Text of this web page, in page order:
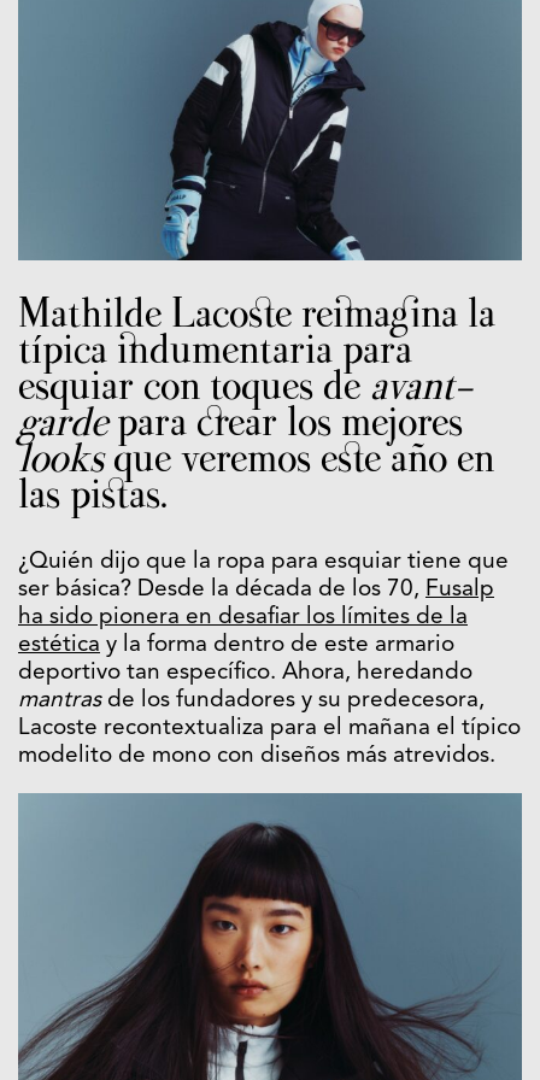
Mathilde Lacoste reimagina la
típica indumentaria para
esquiar con toques de avant-
gardepara crear los mejores
looksque veremos este año en
las pistas.
¿Quién dijo que la ropa para esquiar tiene que
ser básica? Desde la década de los 70, Fusalp
ha sido pionera en desafiar los límites de la
estética y la forma dentro de este armario
deportivo tan específico. Ahora, heredando
mantrasde los fundadores y su predecesora,
Lacoste recontextualiza para el mañana el típico
modelito de mono con diseños más atrevidos.